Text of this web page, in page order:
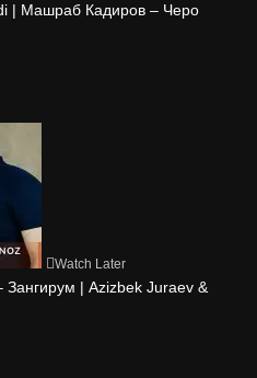
| Машраб Кадиров – Черо
Watch Later
Зангирум | Azizbek Juraev &